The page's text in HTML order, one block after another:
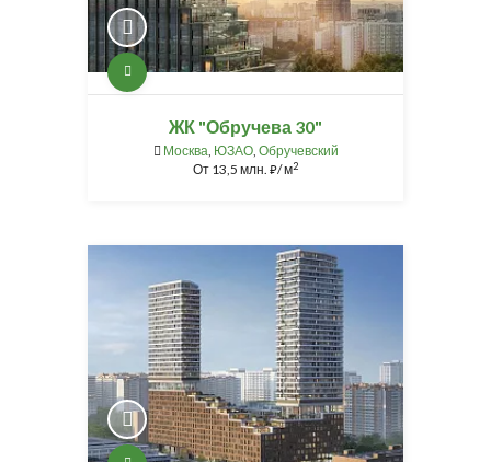
ЖК "Обручева 30"
Москва, ЮЗАО, Обручевский
От 13,5 млн. ⃏/ м2